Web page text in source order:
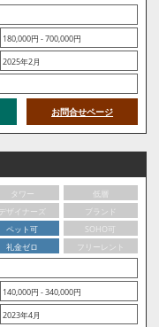
180,000円 - 700,000円
2025年2月
お問合せページ
タワー
低層
デザイナーズ
ブランド
ペット可
SOHO可
礼金ゼロ
フリーレント
140,000円 - 340,000円
2023年4月